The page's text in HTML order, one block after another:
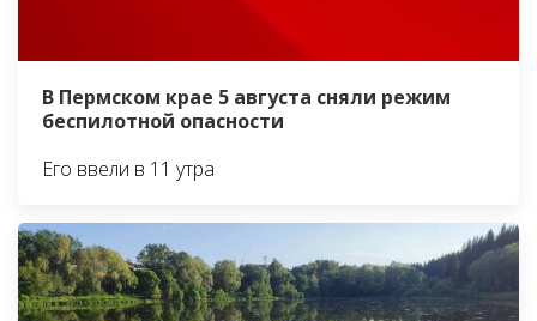
В Пермском крае 5 августа сняли режим
беспилотной опасности
Его ввели в 11 утра